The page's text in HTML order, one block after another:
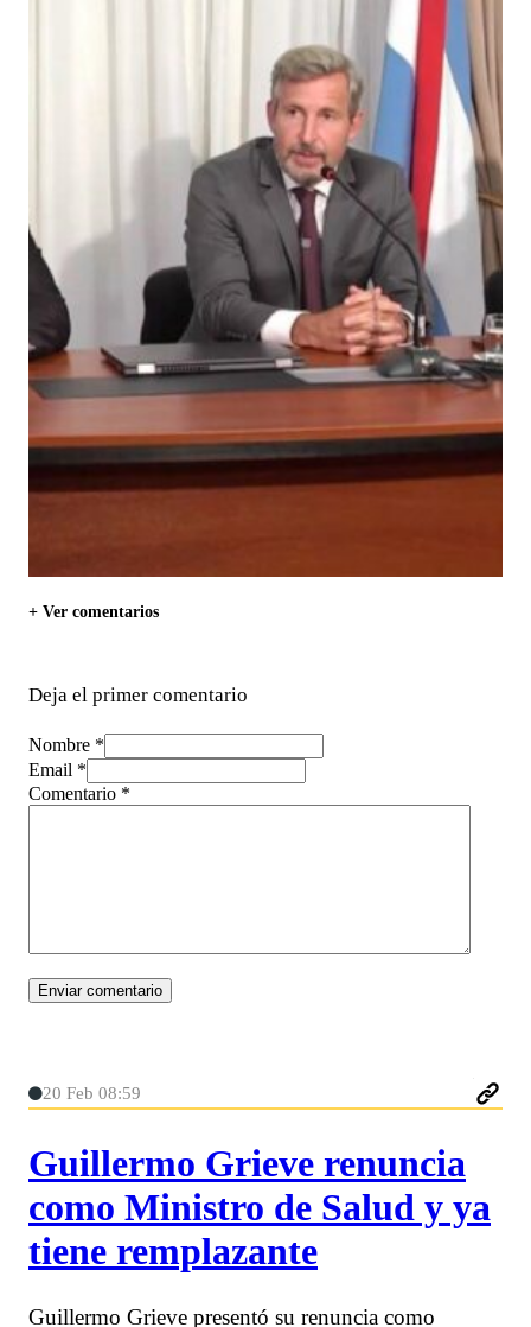
+ Ver comentarios
Deja el primer comentario
Nombre *
Email *
Comentario *
20 Feb 08:59
Guillermo Grieve renuncia
como Ministro de Salud y ya
tiene remplazante
Guillermo Grieve presentó su renuncia como